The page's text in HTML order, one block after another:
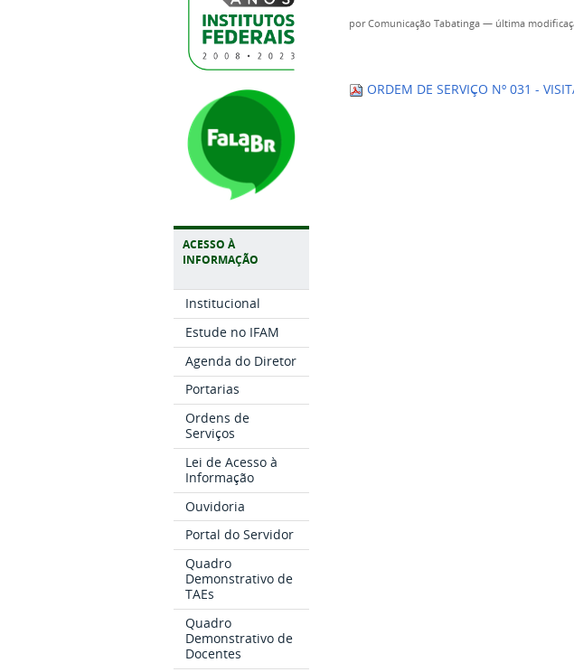
ACESSO À
INFORMAÇÃO
Institucional
Estude no IFAM
Agenda do Diretor
Portarias
Ordens de
Serviços
Lei de Acesso à
Informação
Ouvidoria
Portal do Servidor
Quadro
Demonstrativo de
TAEs
Quadro
Demonstrativo de
Docentes
porComunicação Tabatinga — última
ORDEM DE SERVIÇO Nº 031 -